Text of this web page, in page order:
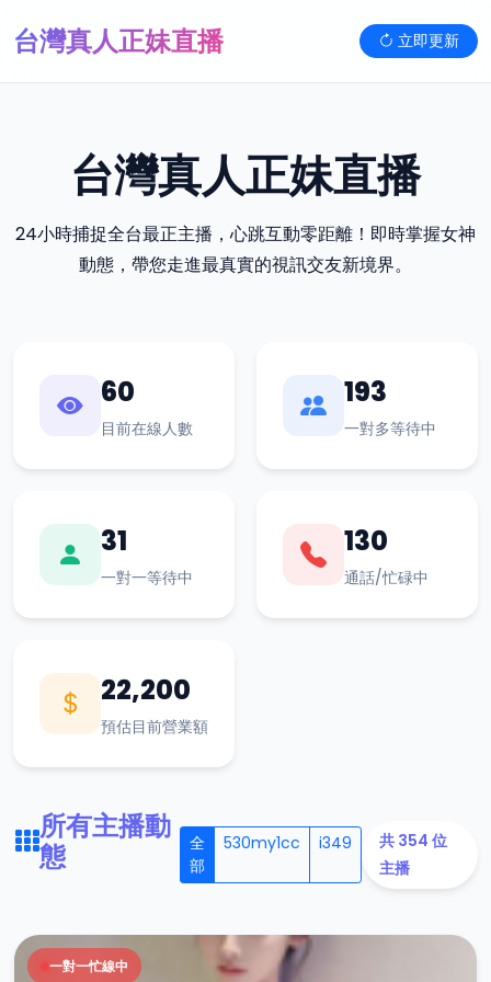
台灣真人正妹直播 立即更新
台灣真人正妹直播
24小時捕捉全台最正主播，心跳互動零距離！即時掌握女神
動態，帶您走進最真實的視訊交友新境界。
60
目前在線人數
193
一對多等待中
31
一對一等待中
130
通話/忙碌中
22,200
預估目前營業額
所有主播動
態
全
部
530my1cc i349
共 354 位
主播
一對一忙線中